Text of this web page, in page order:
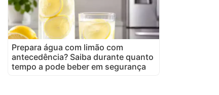
Prepara água com limão com
antecedência? Saiba durante quanto
tempo a pode beber em segurança